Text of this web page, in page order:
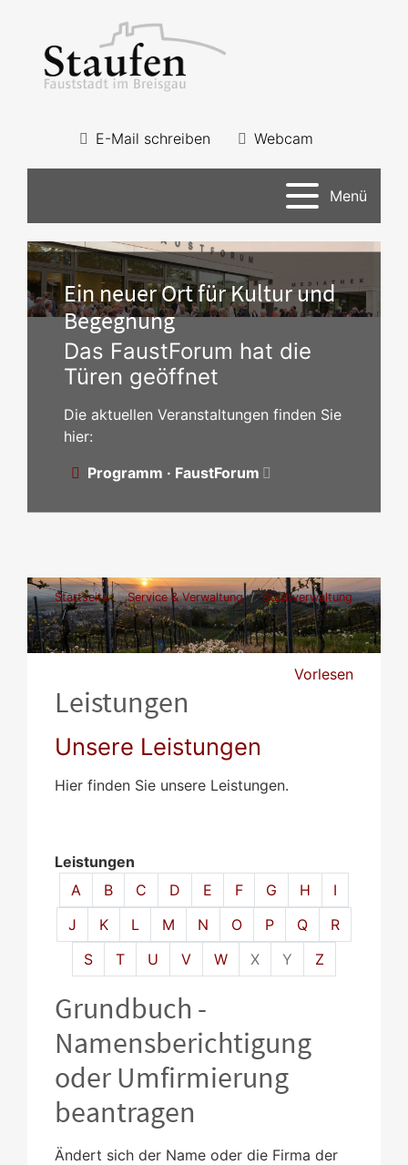
E-Mail schreiben Webcam
Menü
Ein neuer Ort für Kultur und
Begegnung
Das FaustForum hat die
Türen geöffnet
Die aktuellen Veranstaltungen finden Sie
hier:
Programm · FaustForum
Startseite Service & Verwaltung
Stadtverwaltung
Leistungen
Vorlesen
Leistungen
Unsere Leistungen
Hier finden Sie unsere Leistungen.
Leistungen
Alphabetisches Register überspringen
A B C D E F G H
I
J
K L M N O P Q
R
S
T U V W X Y Z
Grundbuch -
Namensberichtigung
oder Umfirmierung
beantragen
Ändert sich der Name oder die Firma der